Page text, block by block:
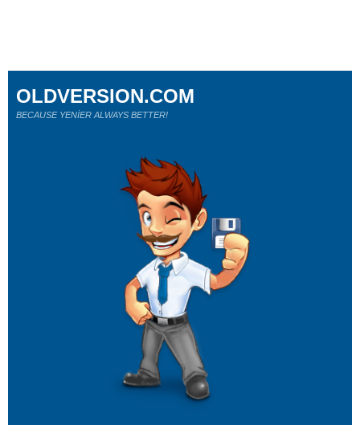
OLDVERSION.COM
BECAUSE YENİER ALWAYS BETTER!